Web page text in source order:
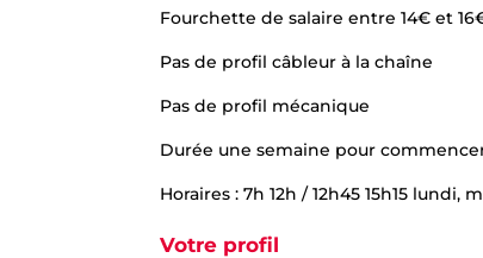
Fourchette de salaire entre 14€ et
Pas de profil câbleur à la chaîne
Pas de profil mécanique
Durée une semaine pour
Horaires : 7h 12h / 12h45 15h15
Votre profil